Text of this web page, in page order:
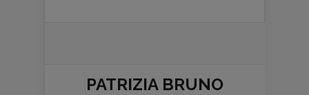
PATRIZIA BRUNO